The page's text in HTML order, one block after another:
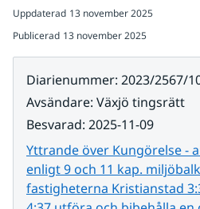
Uppdaterad 13 november 2025
Publicerad 13 november 2025
Diarienummer: 2023/2567/
Avsändare: Växjö tingsrätt
Besvarad: 2025-11-09
Yttrande över Kungörelse -
enligt 9 och 11 kap.
fastigheterna Kristianstad